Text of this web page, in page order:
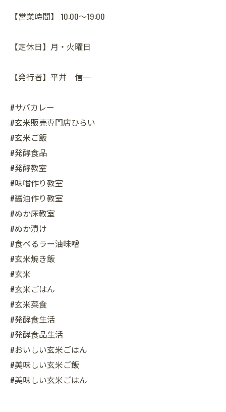
【営業時間】 10:00～19:00
【定休日】月・火曜日
【発行者】平井 信一
#サバカレー
#玄米販売専門店ひらい
#玄米ご飯
#発酵食品
#発酵教室
#味噌作り教室
#醤油作り教室
#ぬか床教室
#ぬか漬け
#食べるラー油味噌
#玄米焼き飯
#玄米
#玄米ごはん
#玄米菜食
#発酵食生活
#発酵食品生活
#おいしい玄米ごはん
#美味しい玄米ご飯
#美味しい玄米ごはん